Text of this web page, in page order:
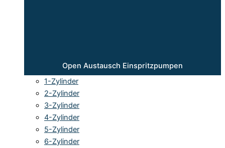
Open Austausch Einspritzpumpen
1-Zylinder
2-Zylinder
3-Zylinder
4-Zylinder
5-Zylinder
6-Zylinder